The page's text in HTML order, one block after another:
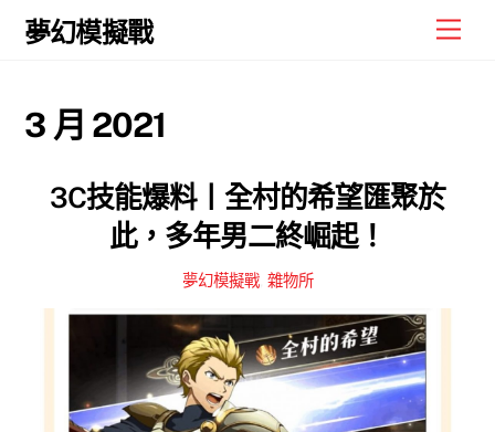
Skip
夢幻模擬戰
3 月 2021
3C技能爆料丨全村的希望匯聚於
此，多年男二終崛起！
夢幻模擬戰, 雜物所